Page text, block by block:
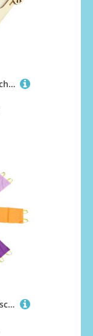
NOLITOY 2 Sätze Holz Trebuchet Bausatz für DIY Wurfgerät Kit aus Holz Einfach zu Montieren Langlebig Historisches Physik Experiment für Stem Technik und Lernprojekte
NOLITOY Ecken Regenbogenschirm Koordination für Nylon Material Vielseitiges Trainingsspiel für Kindergarten und Outdoor Fördert Zusammenarbeit und Geschicklichkeit